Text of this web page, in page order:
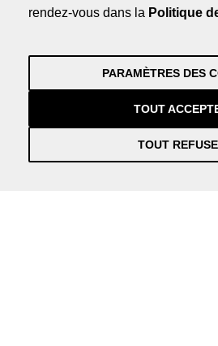
Politique de Confidentialité
rendez-vous dans la Politique
PARAMÈTRES DES
TOUT
TOUT